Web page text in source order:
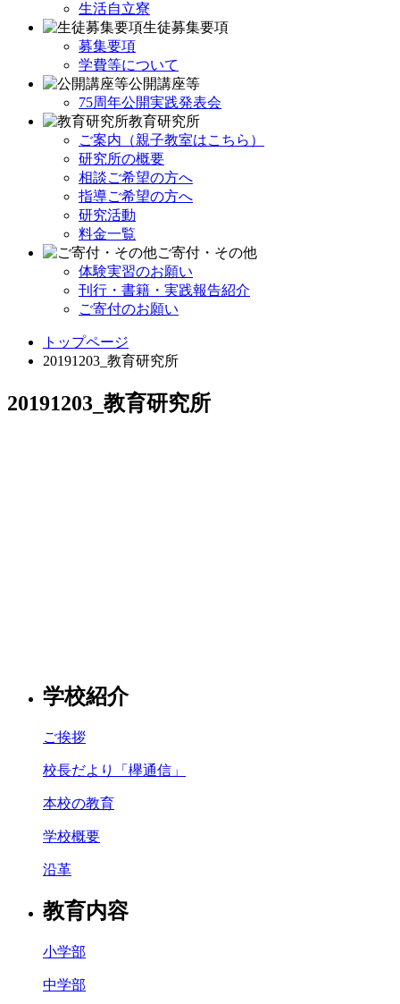
生活自立寮
生徒募集要項
募集要項
学費等について
公開講座等
75周年公開実践発表会
教育研究所
ご案内（親子教室はこちら）
研究所の概要
相談ご希望の方へ
指導ご希望の方へ
研究活動
料金一覧
ご寄付・その他
体験実習のお願い
刊行・書籍・実践報告紹介
ご寄付のお願い
トップページ
20191203_教育研究所
20191203_教育研究所
学校紹介
ご挨拶
校長だより「欅通信」
本校の教育
学校概要
沿革
教育内容
小学部
中学部